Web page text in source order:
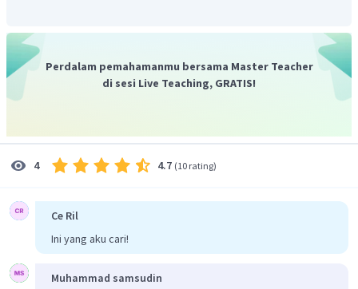
Perdalam pemahamanmu bersama Master Teacher
di sesi Live Teaching, GRATIS!
4 4.7 (10 rating)
Ce Ril
Ini yang aku cari!
Muhammad samsudin